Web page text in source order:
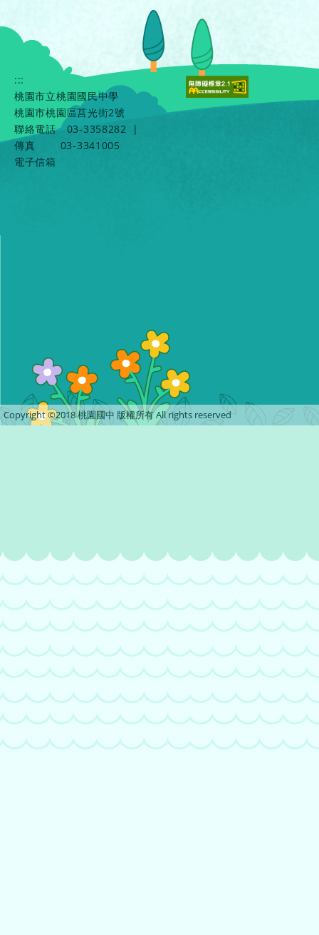
:::
桃園市立桃園國民中學
桃園市桃園區莒光街2號
聯絡電話
03-3358282
|
傳真
03-3341005
電子信箱
Copyright ©2018 桃園國中 版權所有 All rights reserved